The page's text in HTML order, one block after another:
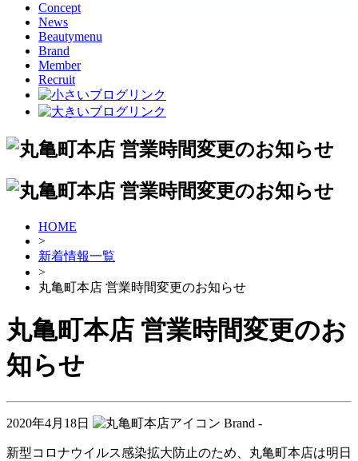
Concept
News
Beautymenu
Brand
Member
Recruit
HOME
>
新着情報一覧
>
丸亀町本店 営業時間変更のお知らせ
丸亀町本店 営業時間変更のお
知らせ
2020年4月18日 Brand -
新型コロナウイルス感染拡大防止のため、丸亀町本店は明日